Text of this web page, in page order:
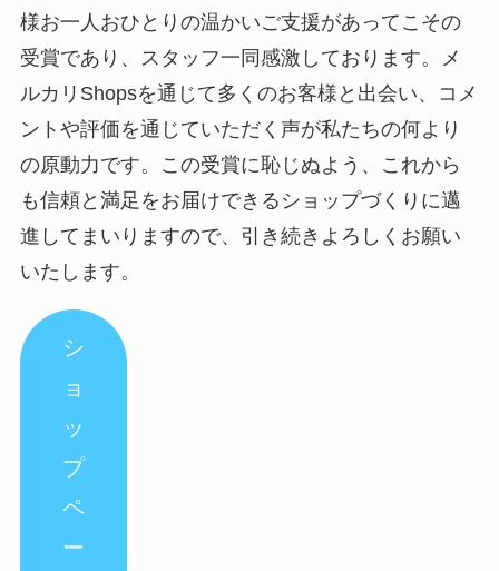
様お一人おひとりの温かいご支援があってこその
受賞であり、スタッフ一同感激しております。メ
ルカリShopsを通じて多くのお客様と出会い、コメ
ントや評価を通じていただく声が私たちの何より
の原動力です。この受賞に恥じぬよう、これから
も信頼と満足をお届けできるショップづくりに邁
進してまいりますので、引き続きよろしくお願い
いたします。
シ
ョ
ッ
プ
ペ
ー